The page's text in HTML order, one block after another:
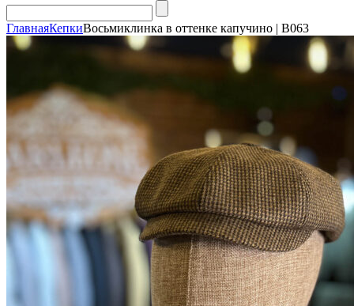
ГлавнаяКепкиВосьмиклинка в оттенке капучино | В063